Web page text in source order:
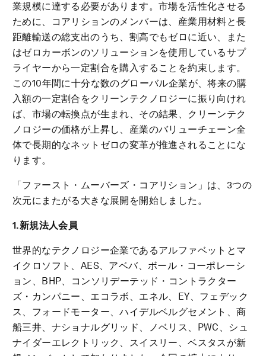
業規模に達する必要があります。市場を活性化させる
ために、コアリションのメンバーは、産業用材料と長
距離輸送の総支出のうち、割高でもゼロに近い、また
はゼロカーボンのソリューションを使用しているサプ
ライヤーから一定割合を購入することを約束します。
この10年間に十分な数のグローバル企業が、将来の購
入額の一定割合をクリーンテクノロジーに振り向けれ
ば、市場の転換点が生まれ、その結果、クリーンテク
ノロジーの価格が上昇し、産業のバリューチェーン全
体で長期的なネットゼロの変革が推進されることにな
ります。
「ファースト・ムーバーズ・コアリション」は、3つの
次元にまたがる大きな展開を開始しました。
1.新規法人会員
世界的なテクノロジー企業であるアルファベットとマ
イクロソフト、AES、アベバ、ボール・コーポレーシ
ョン、BHP、コンソリデーテッド・コントラクター
ズ・カンパニー、エコラボ、エネル、EY、フェデック
ス、フォードモーター、ハイデルベルグセメント、商
船三井、ナショナルグリッド、ノベリス、PWC、シュ
ナイダーエレクトリック、スイスリー、ベスタスが新